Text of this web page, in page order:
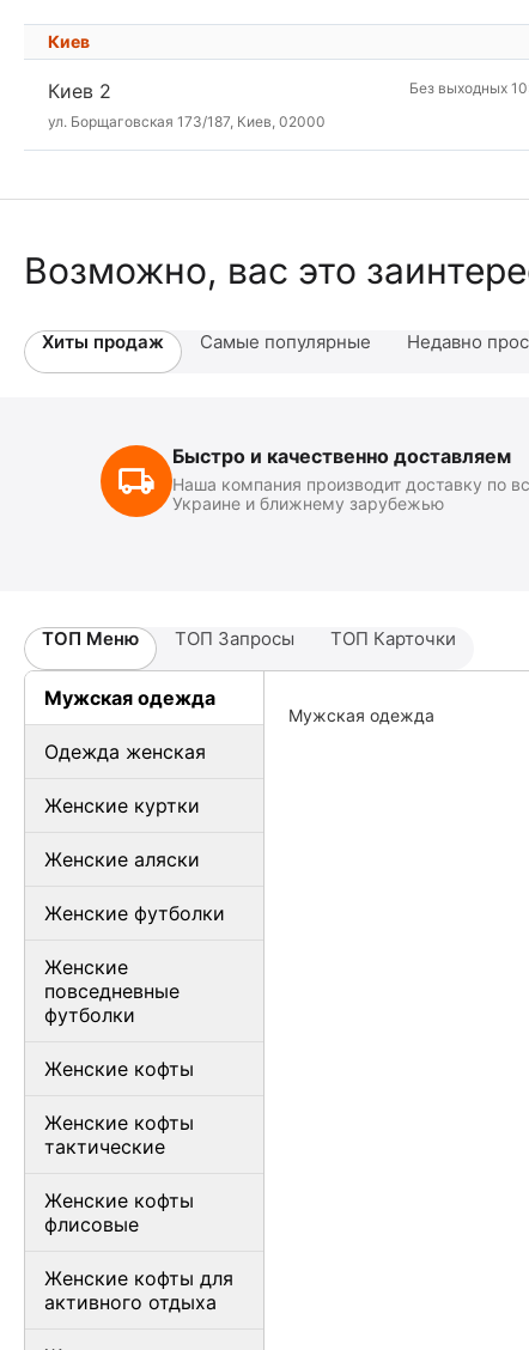
Киев
Киев 2
ул. Борщаговская 173/187, Киев, 02000
Без выходных
Возможно, вас это
Хиты продаж Самые популярные Недавно
Быстро и качественно доставляем
Наша компания производит доставку по
Украине и ближнему зарубежью
ТОП Меню ТОП Запросы ТОП Карточки
Мужская одежда
Одежда женская
Женские куртки
Женские аляски
Женские футболки
Женские
повседневные
футболки
Женские кофты
Женские кофты
тактические
Женские кофты
флисовые
Женские кофты для
активного отдыха
Мужская одежда